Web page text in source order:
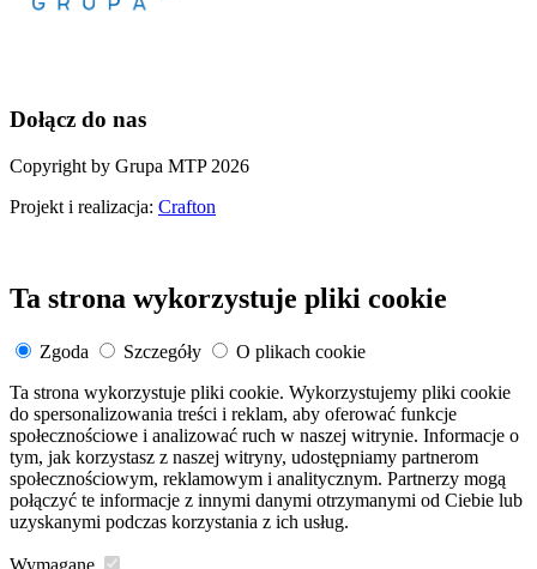
Dołącz do nas
Copyright by Grupa MTP 2026
Projekt i realizacja: Crafton
Ta strona wykorzystuje pliki cookie
Zgoda Szczegóły
O plikach cookie
Ta strona wykorzystuje pliki cookie. Wykorzystujemy pliki cookie
do spersonalizowania treści i reklam, aby oferować funkcje
społecznościowe i analizować ruch w naszej witrynie. Informacje o
tym, jak korzystasz z naszej witryny, udostępniamy partnerom
społecznościowym, reklamowym i analitycznym. Partnerzy mogą
połączyć te informacje z innymi danymi otrzymanymi od Ciebie lub
uzyskanymi podczas korzystania z ich usług.
Wymagane